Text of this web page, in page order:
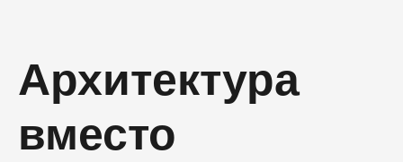
Архитектура
вместо